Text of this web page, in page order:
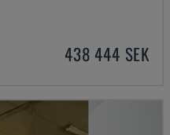
438 444 SEK